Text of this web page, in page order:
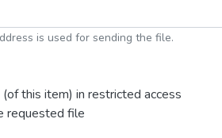
is used for sending the file.
this item) in restricted access
requested file